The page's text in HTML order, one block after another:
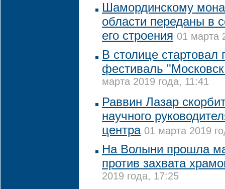
Шамординскому
области переданы в
его строения 01 марта
В столице стартовал
фестиваль
марта 2019 года, 11:41
Раввин Лазар
научного
центра 01 марта 2019
На Волыни прошла
против захвата
2019 года, 17:25